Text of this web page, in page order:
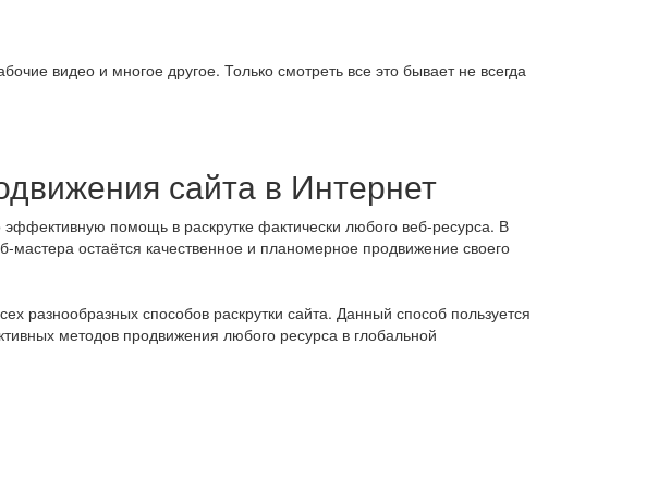
видео и многое другое. Только смотреть все это бывает не всегда
сайта в Интернет
помощь в раскрутке фактически любого веб-ресурса. В
остаётся качественное и планомерное продвижение своего
разнообразных способов раскрутки сайта. Данный способ пользуется
методов продвижения любого ресурса в глобальной